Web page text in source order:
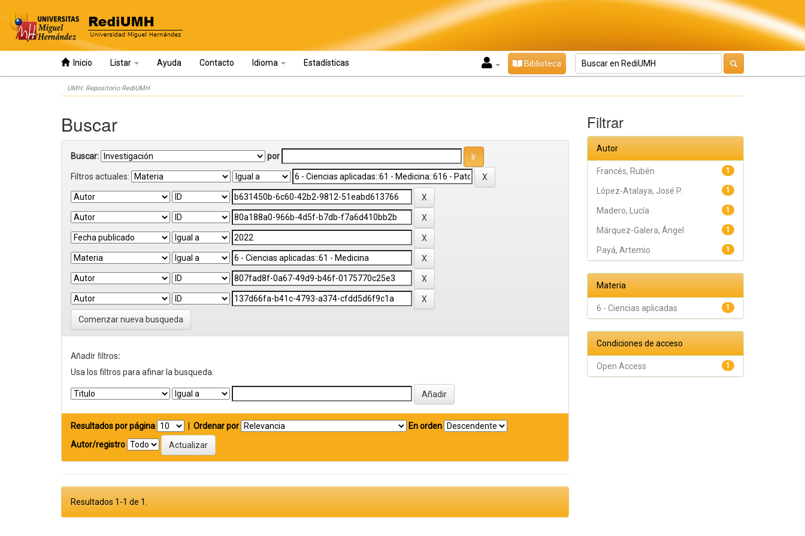
Inicio Listar Ayuda Contacto Idioma Estadísticas Biblioteca
UMH: Repositorio RediUMH
Buscar
Buscar: por
Filtros actuales:
Comenzar nueva busqueda
Añadir filtros:
Usa los filtros para afinar la busqueda.
Resultados por página Ordenar por
En orden
Autor/registro
Resultados 1-1 de 1.
Filtrar
Autor
1
Francés, Rubén
1
López-Atalaya, José P.
1
Madero, Lucía
1
Márquez-Galera, Ángel
1
Payá, Artemio
Materia
1
6 - Ciencias aplicadas
Condiciones de acceso
1
Open Access